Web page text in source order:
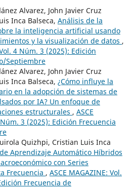
Alvarez, John Javier Cruz
Inca Balseca, Análisis de la
la inteligencia artificial usando
y la visualización de datos ,
4 Núm. 3 (2025): Edición
Septiembre
Alvarez, John Javier Cruz
Inca Balseca, ¿Cómo influye la
en la adopción de sistemas de
por IA? Un enfoque de
estructurales , ASCE
3 (2025): Edición Frecuencia
Quizhpi, Cristian Luis Inca
Aprendizaje Automático Híbridos
con Series
Frecuencia , ASCE MAGAZINE: Vol.
Frecuencia de